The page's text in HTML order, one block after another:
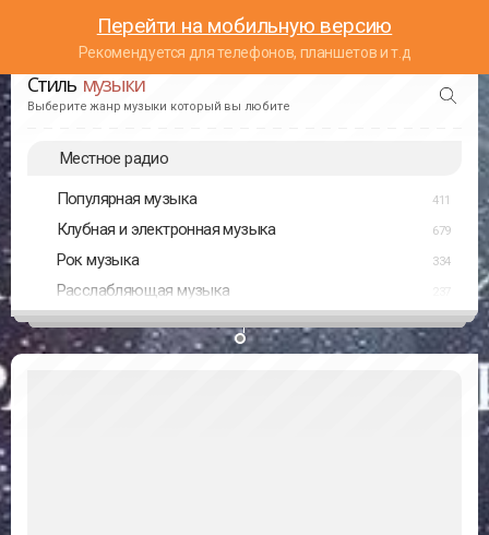
Перейти на мобильную версию
Рекомендуется для телефонов, планшетов и т.д
Стиль музыки
Выберите жанр музыки который вы любите
Местное радио
Популярная музыка 411
Клубная и электронная музыка 679
Рок музыка 334
Расслабляющая музыка